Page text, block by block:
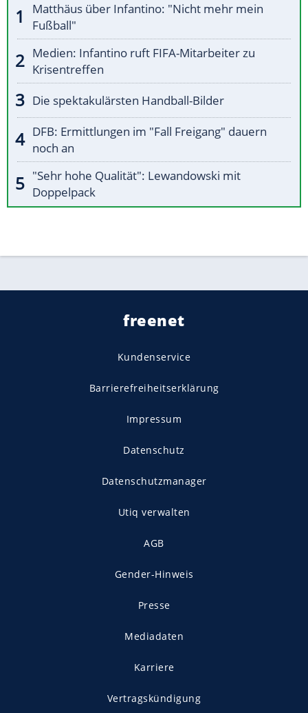
Matthäus über Infantino: "Nicht mehr mein
Fußball"
Medien: Infantino ruft FIFA-Mitarbeiter zu
Krisentreffen
Die spektakulärsten Handball-Bilder
DFB: Ermittlungen im "Fall Freigang" dauern
noch an
"Sehr hohe Qualität": Lewandowski mit
Doppelpack
freenet
Kundenservice
Barrierefreiheitserklärung
Impressum
Datenschutz
Datenschutzmanager
Utiq verwalten
AGB
Gender-Hinweis
Presse
Mediadaten
Karriere
Vertragskündigung